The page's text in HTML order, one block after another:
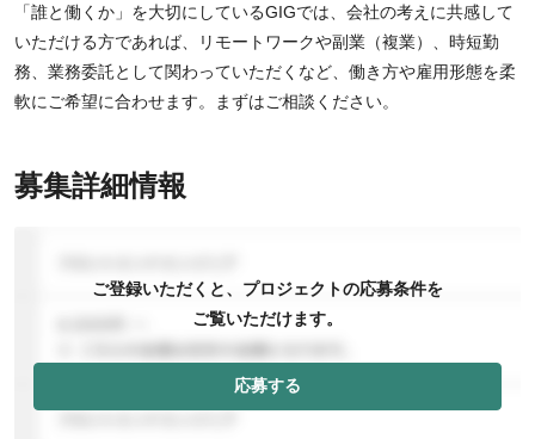
「誰と働くか」を大切にしているGIGでは、会社の考えに共感して
いただける方であれば、リモートワークや副業（複業）、時短勤
務、業務委託として関わっていただくなど、働き方や雇用形態を柔
軟にご希望に合わせます。まずはご相談ください。
募集詳細情報
ご登録いただくと、プロジェクトの応募条件を
ご覧いただけます。
応募する